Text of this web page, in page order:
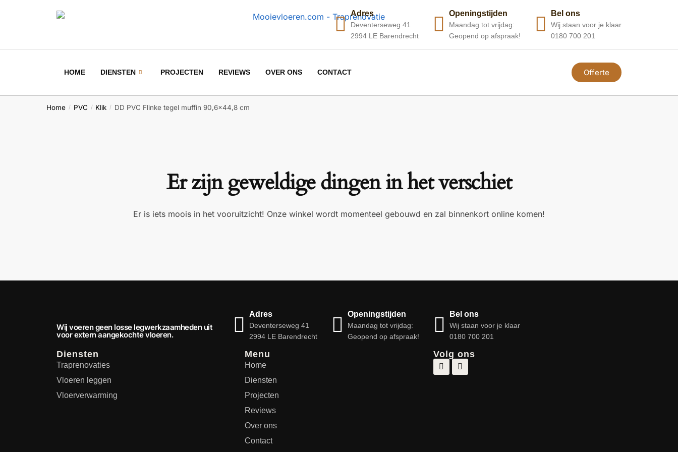
Adres
Deventerseweg 41
2994 LE Barendrecht
Openingstijden
Maandag tot vrijdag:
Geopend op afspraak!
Bel ons
Wij staan voor je klaar
0180 700 201
HOME DIENSTEN PROJECTEN REVIEWS OVER ONS CONTACT Offerte
Home / PVC / Klik / DD PVC Flinke tegel muffin 90,6×44,8 cm
Er zijn geweldige dingen in het verschiet
Er is iets moois in het vooruitzicht! Onze winkel wordt momenteel gebouwd en zal binnenkort online komen!
Wij voeren geen losse legwerkzaamheden uit
voor extern aangekochte vloeren.
Adres
Deventerseweg 41
2994 LE Barendrecht
Openingstijden
Maandag tot vrijdag:
Geopend op afspraak!
Bel ons
Wij staan voor je klaar
0180 700 201
Diensten
Traprenovaties
Vloeren leggen
Vloerverwarming
Menu
Home
Diensten
Projecten
Reviews
Over ons
Contact
Volg ons